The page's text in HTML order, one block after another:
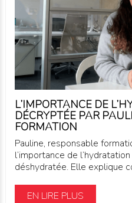
L’IMPORTANCE DE
DÉCRYPTÉE PAR
FORMATION
Pauline, responsable
l’importance de
déshydratée. Elle explique
EN LIRE PLUS